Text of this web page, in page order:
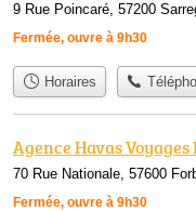
9 Rue Poincaré, 57200
Fermée, ouvre à 9h30
Horaires
Agence Havas
70 Rue Nationale, 57600
Fermée, ouvre à 9h30